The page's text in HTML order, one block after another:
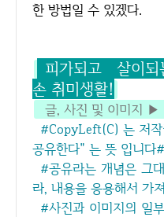
한 방법일 수 있겠다.
피가되고 살이되는 블로그, 친절한효자
손 취미생활!
글, 사진 및 이미
#CopyLeft(C) 는 저작권의 반대개념으로, "모든것을
공유한다" 는 뜻 입니다#
#공유라는 개념은 그대로 복붙하시라는 개념이 아니
라, 내용을 응용해서 가
#사진과 이미지의